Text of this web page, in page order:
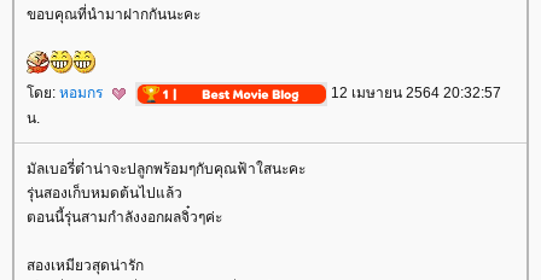
ขอบคุณที่นำมาฝากกันนะคะ
ดย: หอมกร
12 เมษายน 2564 20:32:57
น.
มัลเบอรี่ต๋าน่าจะปลูกพร้อมๆกับคุณฟ้าใสนะคะ
รุ่นสองเก็บหมดต้นไปแล้ว
ตอนนี้รุ่นสามกำลังงอกผลจิ๋วๆค่ะ
สองเหมียวสุดน่ารัก